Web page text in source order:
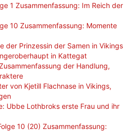
1 Zusammenfassung: Im Reich der
10 Zusammenfassung: Momente
der Prinzessin der Samen in Vikings
in Kattegat
der Handlung,
von Kjetill Flachnase in Vikings,
Ubbe Lothbroks erste Frau und ihr
10 (20) Zusammenfassung: